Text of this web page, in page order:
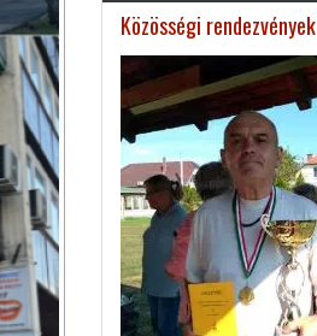
Közösségi rendezvények